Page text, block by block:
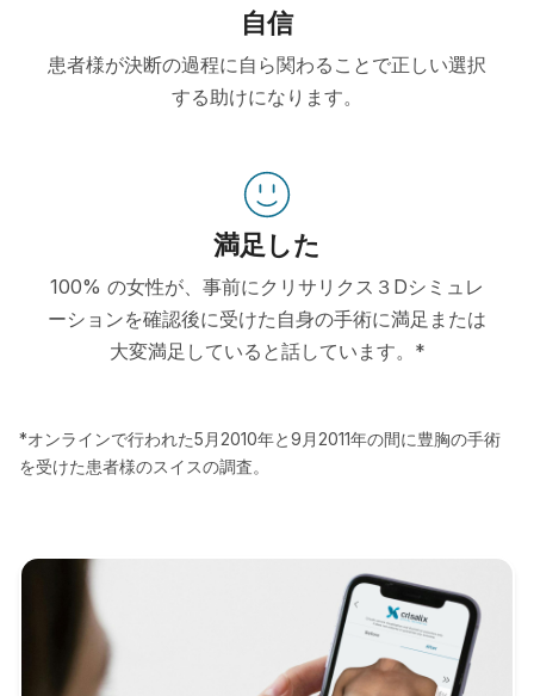
自信
患者様が決断の過程に自ら関わることで正しい選択
する助けになります。
満足した
100% の女性が、事前にクリサリクス３Dシミュレ
ーションを確認後に受けた自身の手術に満足または
大変満足していると話しています。*
*オンラインで行われた5月2010年と9月2011年の間に豊胸の手術
を受けた患者様のスイスの調査。